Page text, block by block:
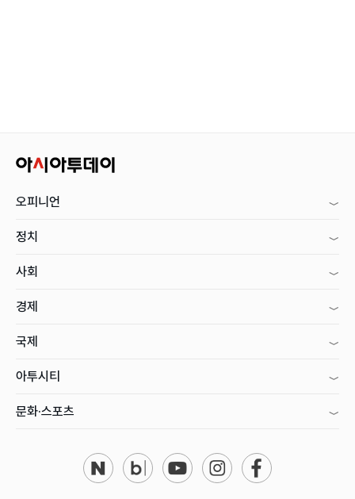
오피니언
정치
사회
경제
국제
아투시티
문화·스포츠